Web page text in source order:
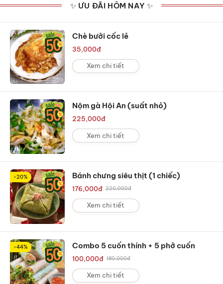
✨ ƯU ĐÃI HÔM NAY ✨
Chè bưởi cốc lẻ
35,000đ
Xem chi tiết
Nộm gà Hội An (suất nhỏ)
225,000đ
Xem chi tiết
-20% Bánh chưng siêu thịt (1 chiếc)
176,000đ 220,000đ
Xem chi tiết
-44% Combo 5 cuốn thính + 5 phở cuốn
100,000đ 180,000đ
Xem chi tiết